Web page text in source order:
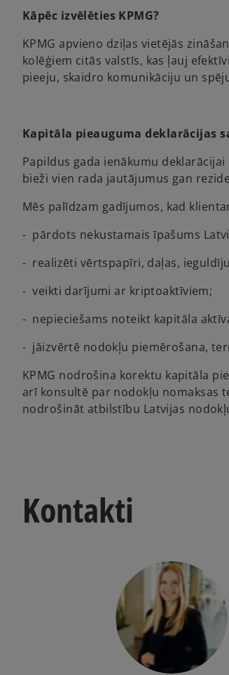
Kāpēc izvēlēties KPMG?
KPMG apvieno dziļas vietējās
kolēģiem citās valstīs, kas ļauj
pieeju, skaidro komunikāciju un
Kapitāla pieauguma deklarācijas
Papildus gada ienākumu
bieži vien rada jautājumus gan
Mēs palīdzam gadījumos, kad
- pārdots nekustamais īpašums
- realizēti vērtspapīri, daļas,
- veikti darījumi ar kriptoaktīviem;
- nepieciešams noteikt kapitāla
- jāizvērtē nodokļu piemērošana,
KPMG nodrošina korektu kapitāla
arī konsultē par nodokļu nomaksas
nodrošināt atbilstību Latvijas
Kontakti